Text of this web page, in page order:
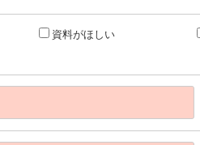
資料がほしい